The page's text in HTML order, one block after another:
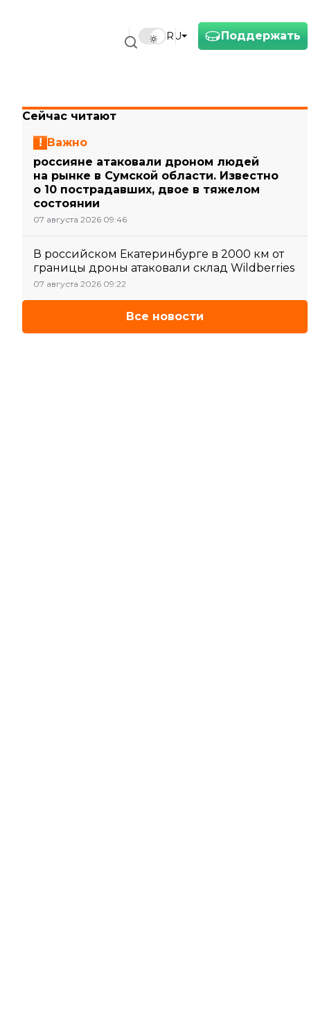
Поддержать
RU
Сейчас читают
Важно
россияне атаковали дроном людей
на рынке в Сумской области. Известно
о 10 пострадавших, двое в тяжелом
состоянии
07 августа 2026 09:46
В российском Екатеринбурге в 2000 км от
границы дроны атаковали склад Wildberries
07 августа 2026 09:22
Все новости